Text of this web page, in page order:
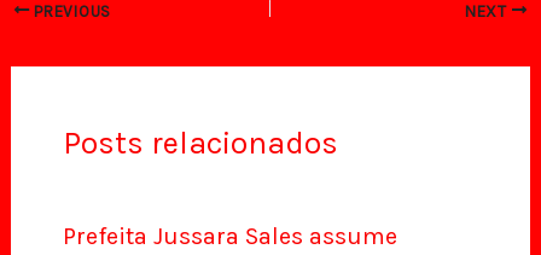
PREVIOUS NEXT
Posts relacionados
Prefeita Jussara Sales assume